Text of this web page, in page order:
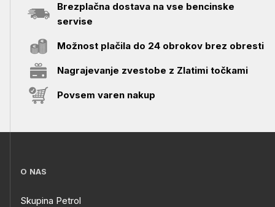
Brezplačna dostava na vse bencinske
servise
Možnost plačila do 24 obrokov brez obresti
Nagrajevanje zvestobe z Zlatimi točkami
Povsem varen nakup
O NAS
Skupina Petrol